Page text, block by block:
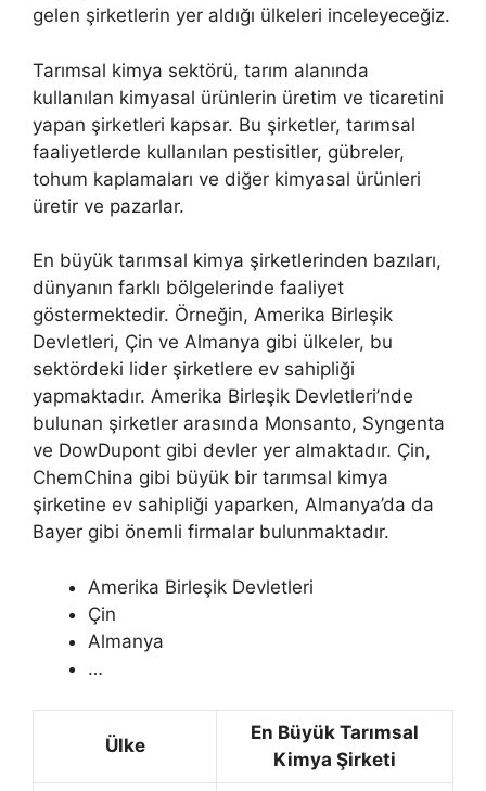
gelen şirketlerin yer aldığı ülkeleri inceleyeceğiz.
Tarımsal kimya sektörü, tarım alanında
kullanılan kimyasal ürünlerin üretim ve ticaretini
yapan şirketleri kapsar. Bu şirketler, tarımsal
faaliyetlerde kullanılan pestisitler, gübreler,
tohum kaplamaları ve diğer kimyasal ürünleri
üretir ve pazarlar.
En büyük tarımsal kimya şirketlerinden bazıları,
dünyanın farklı bölgelerinde faaliyet
göstermektedir. Örneğin, Amerika Birleşik
Devletleri, Çin ve Almanya gibi ülkeler, bu
sektördeki lider şirketlere ev sahipliği
yapmaktadır. Amerika Birleşik Devletleri’nde
bulunan şirketler arasında Monsanto, Syngenta
ve DowDupont gibi devler yer almaktadır. Çin,
ChemChina gibi büyük bir tarımsal kimya
şirketine ev sahipliği yaparken, Almanya’da da
Bayer gibi önemli firmalar bulunmaktadır.
Amerika Birleşik Devletleri
Çin
Almanya
…
Ülke
En Büyük Tarımsal
Kimya Şirketi